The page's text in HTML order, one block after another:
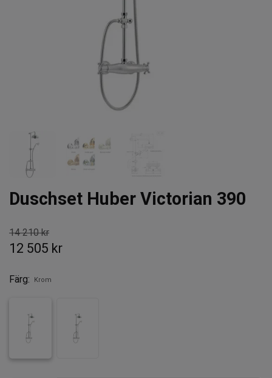
Duschset Huber Victorian 390
14 210 kr
12 505 kr
Färg: Krom